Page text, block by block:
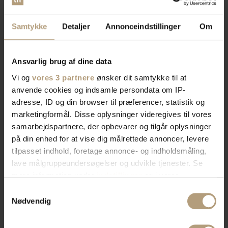
Samtykke Detaljer Annonceindstillinger Om
Ansvarlig brug af dine data
Vi og vores 3 partnere ønsker dit samtykke til at
anvende cookies og indsamle persondata om IP-
adresse, ID og din browser til præferencer, statistik og
marketingformål. Disse oplysninger videregives til vores
samarbejdspartnere, der opbevarer og tilgår oplysninger
på din enhed for at vise dig målrettede annoncer, levere
tilpasset indhold, foretage annonce- og indholdsmåling,
lave målgruppeundersøgelser og udvikle tjenester. Se
tilbage eller ændre indstillinger fra vores
"Cookiedeklaration", eller ved at trykke på "Privacy
Nødvendig